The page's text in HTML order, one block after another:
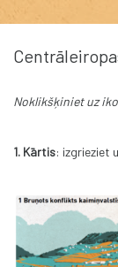
Noklikšķiniet uz
1. Kārtis: izgrieziet